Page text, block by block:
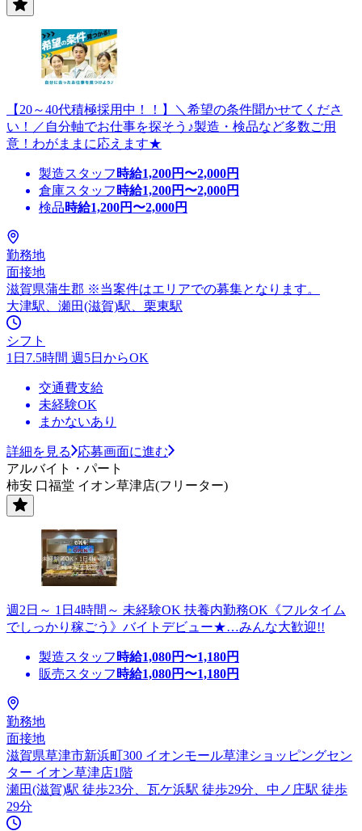
【20～40代積極採用中！！】＼希望の条件聞かせてくださ
い！／自分軸でお仕事を探そう♪製造・検品など多数ご用
意！わがままに応えます★
製造スタッフ 時給1,200円〜2,000円
倉庫スタッフ 時給1,200円〜2,000円
検品時給1,200円〜2,000円
勤務地
面接地
滋賀県蒲生郡 ※当案件はエリアでの募集となります。
大津駅、瀬田(滋賀)駅、栗東駅
シフト
1日7.5時間 週5日からOK
交通費支給
未経験OK
まかないあり
詳細を見る
応募画面に進む
アルバイト・パート
柿安 口福堂 イオン草津店(フリーター)
週2日～ 1日4時間～ 未経験OK 扶養内勤務OK《フルタイム
でしっかり稼ごう》バイトデビュー★…みんな大歓迎!!
製造スタッフ 時給1,080円〜1,180円
販売スタッフ 時給1,080円〜1,180円
勤務地
面接地
滋賀県草津市新浜町300 イオンモール草津ショッピングセン
ター イオン草津店1階
瀬田(滋賀)駅 徒歩23分、瓦ケ浜駅 徒歩29分、中ノ庄駅 徒歩
29分